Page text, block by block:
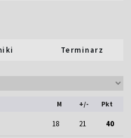
Terminarz
M +/- Pkt
18 21 40